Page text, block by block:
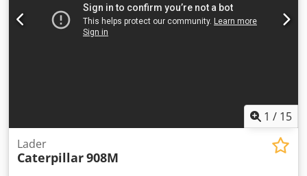
1 / 15
Lader
Caterpillar908M